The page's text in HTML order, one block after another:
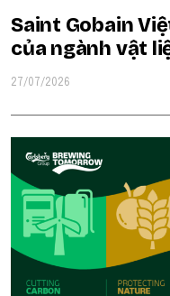
Saint Gobain
của ngành vật
27/07/2026